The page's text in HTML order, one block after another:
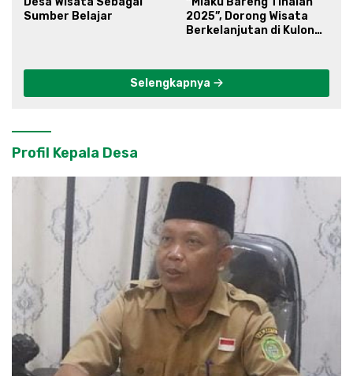
Sumber Belajar
2025”, Dorong Wisata
Berkelanjutan di Kulon
Selengkapnya
Profil Kepala Desa